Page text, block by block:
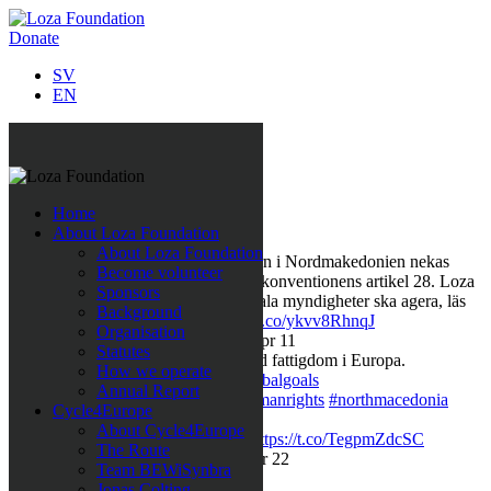
Donate
SV
EN
Home
About Loza Foundation
About Loza Foundation
Become volunteer
Sponsors
Background
Organisation
Statutes
How we operate
Annual Report
Cycle4Europe
About Cycle4Europe
The Route
Team BEWiSynbra
Follow us on Twitter
Last Tweets
Rättshaveri att papperslösa barn i Nordmakedonien nekas
skolgång, det strider mot Barnkonventionens artikel 28. Loza
Foundation kämpar för att lokala myndigheter ska agera, läs
pressmeddelandet här:
https://t.co/ykvv8RhnqJ
https://t.co/fBWwTAVOh9
Apr 11
Företagssamarbete för minskad fattigdom i Europa.
https://t.co/LQegOKg7I4
#globalgoals
#sustainabledevelopment
#humanrights #northmacedonia
#nopoverty, Mar 31
När människor får det bättre
https://t.co/TegpmZdcSC
#nopoverty #humanrights Mar 22